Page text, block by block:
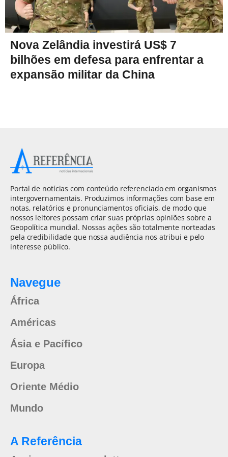
Nova Zelândia investirá US$ 7
bilhões em defesa para enfrentar a
expansão militar da China
Portal de notícias com conteúdo referenciado em organismos
intergovernamentais. Produzimos informações com base em
notas, relatórios e pronunciamentos oficiais, de modo que
nossos leitores possam criar suas próprias opiniões sobre a
Geopolítica mundial. Nossas ações são totalmente norteadas
pela credibilidade que nossa audiência nos atribui e pelo
interesse público.
Navegue
África
Américas
Ásia e Pacífico
Europa
Oriente Médio
Mundo
A Referência